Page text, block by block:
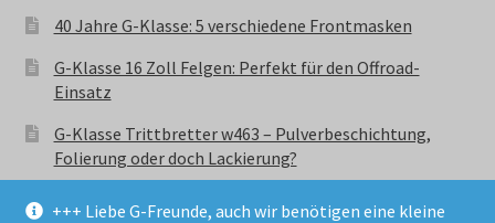
+++ Liebe G-Freunde, auch wir benötigen eine kleine
40 Jahre G-Klasse: 5 verschiedene Frontmasken
G-Klasse 16 Zoll Felgen: Perfekt für den Offroad-
Einsatz
G-Klasse Trittbretter w463 – Pulverbeschichtung,
Folierung oder doch Lackierung?